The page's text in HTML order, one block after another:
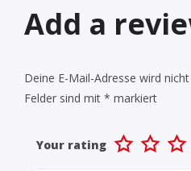
Add a
Deine E-Mail-Adresse wird
Felder sind mit * markiert
Your rating